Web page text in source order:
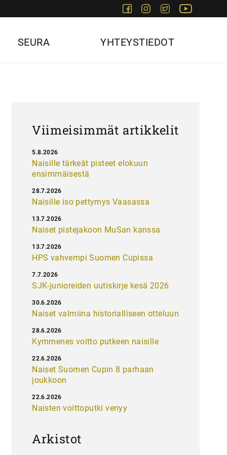
FacebookInstagram
Twitter
SEURA YHTEYSTIEDOT
Viimeisimmät artikkelit
Naisille tärkeät pisteet elokuun
ensimmäisestä
5.8.2026
Naisille iso pettymys Vaasassa
28.7.2026
Naiset pistejakoon MuSan kanssa
13.7.2026
HPS vahvempi Suomen Cupissa
13.7.2026
SJK-junioreiden uutiskirje kesä 2026
7.7.2026
Naiset valmiina historialliseen otteluun
30.6.2026
Kymmenes voitto putkeen naisille
28.6.2026
Naiset Suomen Cupin 8 parhaan
joukkoon
22.6.2026
Naisten voittoputki venyy
22.6.2026
Arkistot